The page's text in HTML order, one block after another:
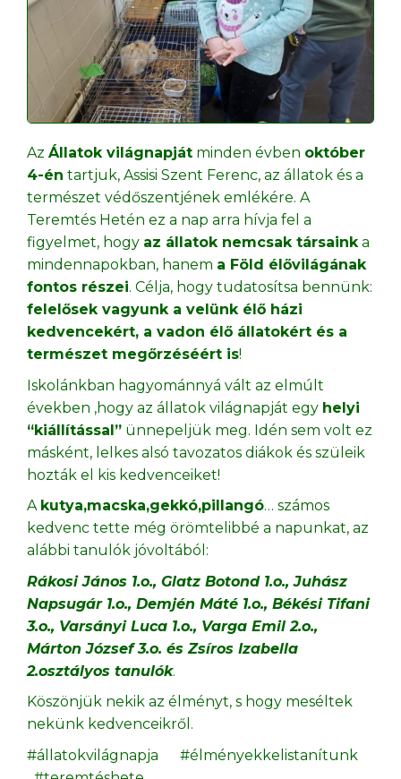
Az Állatok világnapját minden évben október
4-én tartjuk, Assisi Szent Ferenc, az állatok és a
természet védőszentjének emlékére. A
Teremtés Hetén ez a nap arra hívja fel a
figyelmet, hogy az állatok nemcsak társainka
mindennapokban, hanem a Föld élővilágának
fontos részei. Célja, hogy tudatosítsa bennünk:
felelősek vagyunk a velünk élő házi
kedvencekért, a vadon élő állatokért és a
természet megőrzéséért is!
Iskolánkban hagyománnyá vált az elmúlt
években ,hogy az állatok világnapját egy helyi
“kiállítással” ünnepeljük meg. Idén sem volt ez
másként, lelkes alsó tavozatos diákok és szüleik
hozták el kis kedvenceiket!
A kutya,macska,gekkó,pillangó… számos
kedvenc tette még örömtelibbé a napunkat, az
alábbi tanulók jóvoltából:
Rákosi János 1.o., Glatz Botond 1.o., Juhász
Napsugár 1.o., Demjén Máté 1.o., Békési Tifani
3.o., Varsányi Luca 1.o., Varga Emil 2.o.,
Márton József 3.o. és Zsíros Izabella
2.osztályos tanulók.
Köszönjük nekik az élményt, s hogy meséltek
nekünk kedvenceikről.
#állatokvilágnapja #élményekkelistanítunk